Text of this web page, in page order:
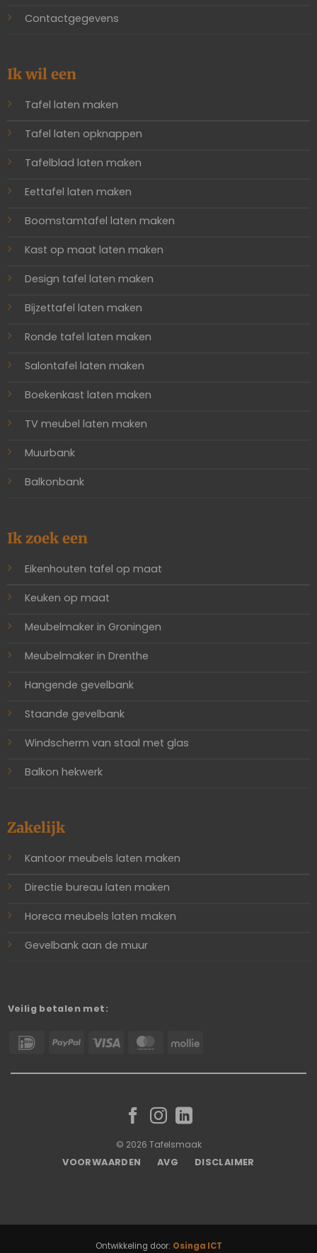
Contactgegevens
Ik wil een
Tafel laten maken
Tafel laten opknappen
Tafelblad laten maken
Eettafel laten maken
Boomstamtafel laten maken
Kast op maat laten maken
Design tafel laten maken
Bijzettafel laten maken
Ronde tafel laten maken
Salontafel laten maken
Boekenkast laten maken
TV meubel laten maken
Muurbank
Balkonbank
Ik zoek een
Eikenhouten tafel op maat
Keuken op maat
Meubelmaker in Groningen
Meubelmaker in Drenthe
Hangende gevelbank
Staande gevelbank
Windscherm van staal met glas
Balkon hekwerk
Zakelijk
Kantoor meubels laten maken
Directie bureau laten maken
Horeca meubels laten maken
Gevelbank aan de muur
Veilig betalen met:
IDeal PayPalVisa MasterCard
Mollie
© 2026 Tafelsmaak
VOORWAARDEN
AVG DISCLAIMER
Ontwikkeling door: Osinga ICT